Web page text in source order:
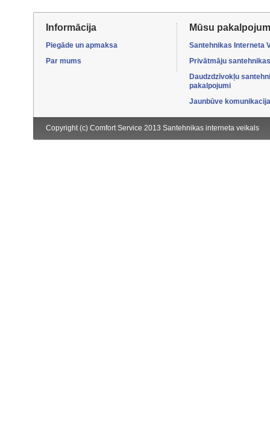
Informācija
Piegāde un apmaksa
Par mums
Mūsu
Santehnikas Interneta
Privātmāju
Daudzdzīvokļu
pakalpojumi
Jaunbūve
Copyright (c) Comfort Service 2013 Santehnikas interneta veikals